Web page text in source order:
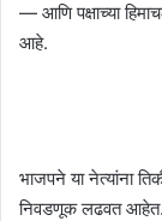
— आणि पक्षाच्या
आहे.
भाजपने या नेत्यांना
निवडणूक लढवत आहेत.